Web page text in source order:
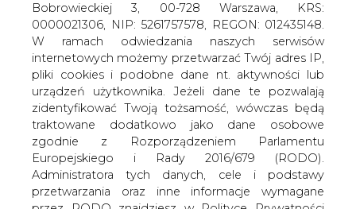
Jeżeli korzystasz także z innych usług dostępnych
za pośrednictwem naszego serwisu, przetwarzamy
też Twoje dane osobowe podane przy zakładaniu
konta lub rejestracji do newslettera. Przetwarzamy
dane, które podajesz, pozostawiasz lub do których
możemy uzyskać dostęp w ramach korzystania z
Usług.
Informacje dotyczące Administratora Twoich
danych osobowych a także cele i podstawy
przetwarzania oraz inne niezbędne informacje
wymagane przez RODO znajdziesz w Polityce
Projekt nowelizacji przepisów o
ocenach oddziaływania na
środowisko - nowe wyzwania dla
inwestorów?